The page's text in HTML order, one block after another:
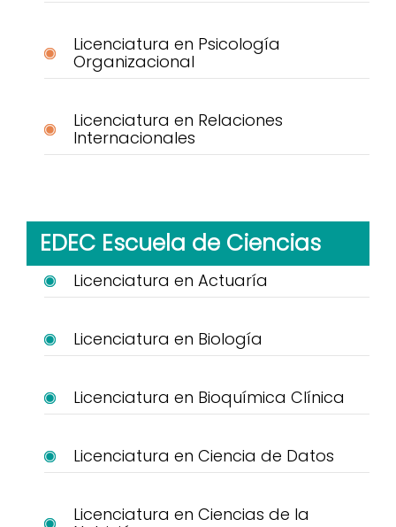
Licenciatura en Psicología
Organizacional
Licenciatura en Relaciones
Internacionales
EDEC Escuela de Ciencias
Licenciatura en Actuaría
Licenciatura en Biología
Licenciatura en Bioquímica Clínica
Licenciatura en Ciencia de Datos
Licenciatura en Ciencias de la